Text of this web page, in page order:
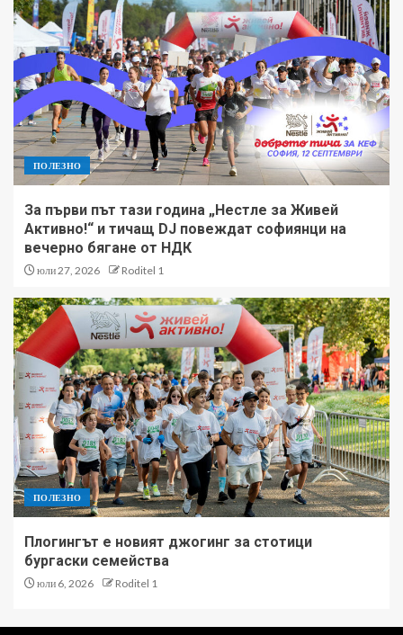
ПОЛЕЗНО
За първи път тази година „Нестле за Живей
Активно!“ и тичащ DJ повеждат софиянци на
вечерно бягане от НДК
юли 27, 2026 Roditel 1
ПОЛЕЗНО
Плогингът е новият джогинг за стотици
бургаски семейства
юли 6, 2026 Roditel 1